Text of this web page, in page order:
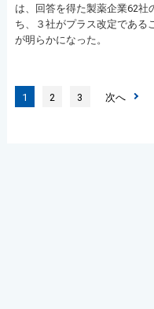
は、回答を得た製薬企業62社
ち、３社がプラス改定である
が明らかになった。
1 2 3 次へ